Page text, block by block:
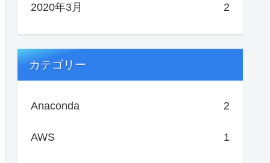
2020年3月 2
カテゴリー
Anaconda 2
AWS 1